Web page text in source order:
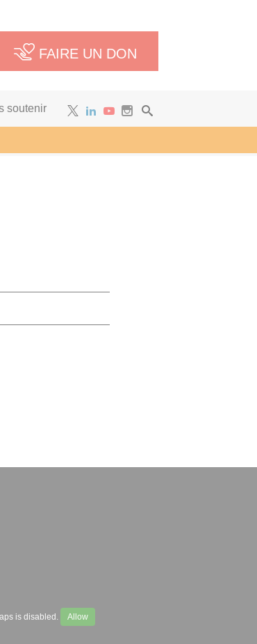
FAIRE UN DON
soutenir
is disabled. Allow